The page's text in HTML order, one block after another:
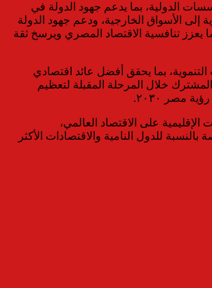
الدولية، بما يدعم جهود الدولة في
إلى الأسواق الخارجية، ودعم جهود الدولة
يعزز تنافسية الاقتصاد المصري ويرسخ ثقة
التنموية، بما يحقق أفضل عائد اقتصادي
خلال المرحلة المقبلة لتعظيم
مصر ٢٠٣٠.
على الاقتصاد العالمي،
للدول النامية والاقتصادات الأكثر